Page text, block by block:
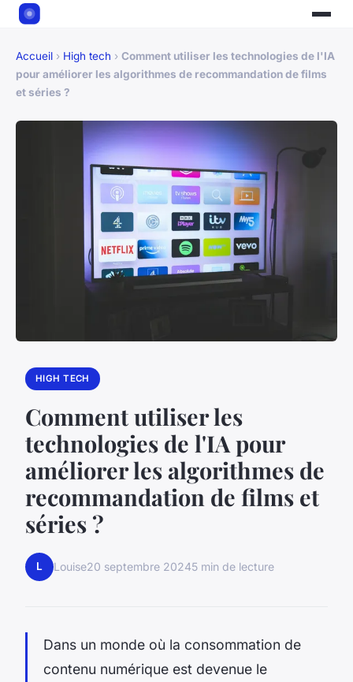
Accueil › High tech › Comment utiliser les technologies de l'IA
pour améliorer les algorithmes de recommandation de films
et séries ?
HIGH TECH
Comment utiliser les
technologies de l'IA pour
améliorer les algorithmes de
recommandation de films et
séries ?
L Louise20 septembre 20245 min de lecture
Dans un monde où la consommation de
contenu numérique est devenue le